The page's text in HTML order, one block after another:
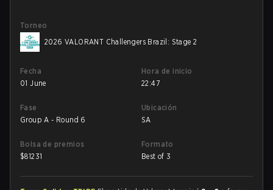
Torneo
2026 VALORANT Challengers Brazil: Stage 2
Fecha
01 June
Hora de inicio
22:47
Fase
Group A - Round 6
Ubicación
SA
Bolsa de premios
$81231
Formato
Best of 3